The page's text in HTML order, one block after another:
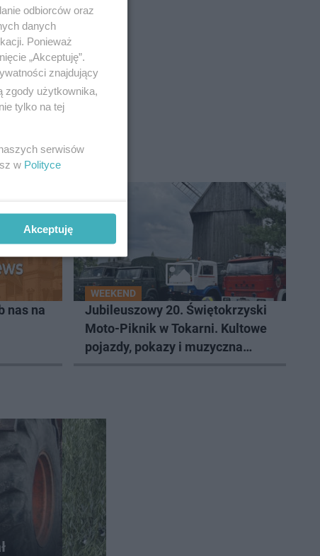
nas na
WEEKEND
Jubileuszowy 20. Świętokrzyski
Moto-Piknik w Tokarni. Kultowe
pojazdy, pokazy i muzyczna
odbiorców oraz
danych
Ponieważ
„Akceptuję”.
znajdujący
zgody użytkownika,
tylko na tej
serwisów
w Polityce
Akceptuję